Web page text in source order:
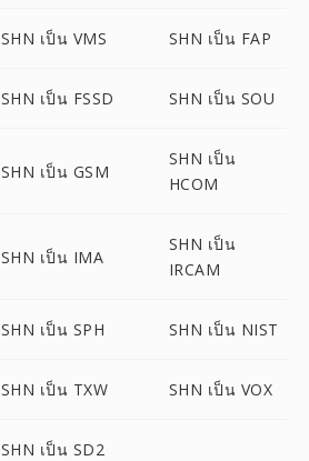
SHN เป็น VMS SHN เป็น FAP
SHN เป็น FSSD SHN เป็น SOU
SHN เป็น GSM
SHN เป็น
HCOM
SHN เป็น IMA
SHN เป็น
IRCAM
SHN เป็น SPH SHN เป็น NIST
SHN เป็น TXW SHN เป็น VOX
SHN เป็น SD2